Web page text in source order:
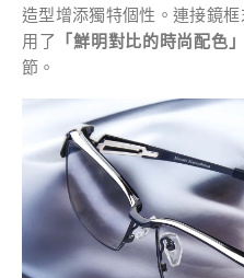
造型增添獨特個性。連接鏡
用了
「鮮明對比的時尚配色」
節。